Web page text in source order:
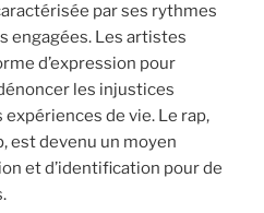
par ses rythmes
engagées. Les artistes
d’expression pour
les injustices
de vie. Le rap,
est devenu un moyen
et d’identification pour de